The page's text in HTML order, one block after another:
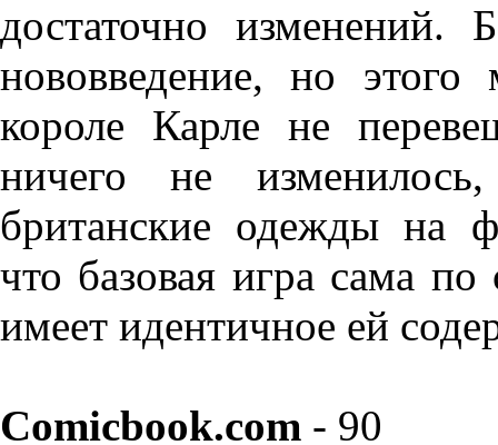
достаточно изменений.
нововведение, но
короле Карле не
ничего не
британские одежды на
что базовая игра сама
имеет идентичное ей
Comicbook.com - 90